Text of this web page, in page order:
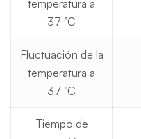
temperatura a
37 °C
Fluctuación de la
temperatura a
37 °C
Tiempo de